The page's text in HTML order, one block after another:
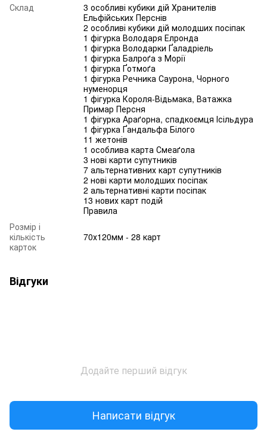
Склад
3 особливі кубики дій Хранителів
Ельфійських Перснів
2 особливі кубики дій молодших посіпак
1 фігурка Володаря Елронда
1 фігурка Володарки Ґаладріель
1 фігурка Балроґа з Морії
1 фігурка Ґотмоґа
1 фігурка Речника Саурона, Чорного
нуменорця
1 фігурка Короля-Відьмака, Ватажка
Примар Персня
1 фігурка Араґорна, спадкоємця Ісільдура
1 фігурка Ґандальфа Білого
11 жетонів
1 особлива карта Смеаґола
3 нові карти супутників
7 альтернативних карт супутників
2 нові карти молодших посіпак
2 альтернативні карти посіпак
13 нових карт подій
Правила
Розмір і
кількість
карток
70х120мм - 28 карт
Відгуки
Додайте перший відгук
Написати відгук